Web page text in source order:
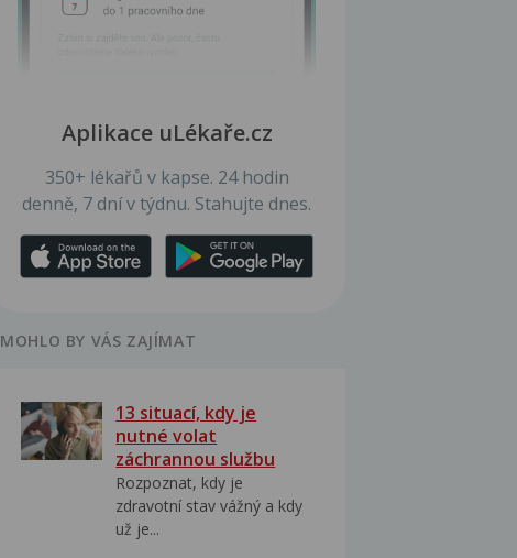
Aplikace uLékaře.cz
350+ lékařů v kapse. 24 hodin
denně, 7 dní v týdnu. Stahujte dnes.
MOHLO BY VÁS ZAJÍMAT
13 situací, kdy je
nutné volat
záchrannou službu
Rozpoznat, kdy je
zdravotní stav vážný a kdy
už je...